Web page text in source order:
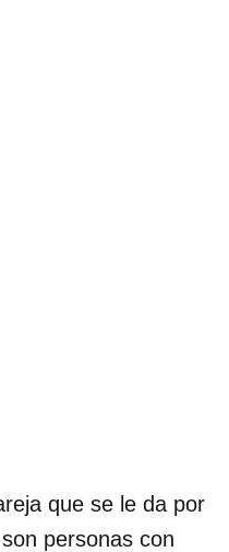
que se le da por
personas con